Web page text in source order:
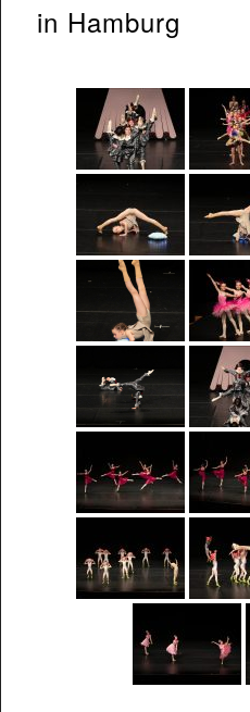
in Hamburg